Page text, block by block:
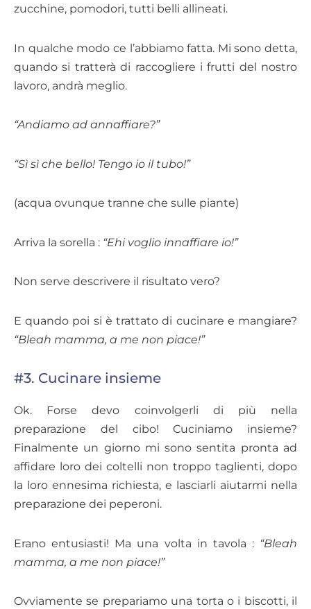
zucchine, pomodori, tutti belli allineati.
In qualche modo ce l’abbiamo fatta. Mi sono detta,
quando si tratterà di raccogliere i frutti del nostro
lavoro, andrà meglio.
“Andiamo ad annaffiare?”
“Sì sì che bello! Tengo io il tubo!”
(acqua ovunque tranne che sulle piante)
Arriva la sorella : “Ehi voglio innaffiare io!”
Non serve descrivere il risultato vero?
E quando poi si è trattato di cucinare e mangiare?
“Bleah mamma, a me non piace!”
#3. Cucinare insieme
Ok. Forse devo coinvolgerli di più nella
preparazione del cibo! Cuciniamo insieme?
Finalmente un giorno mi sono sentita pronta ad
affidare loro dei coltelli non troppo taglienti, dopo
la loro ennesima richiesta, e lasciarli aiutarmi nella
preparazione dei peperoni.
Erano entusiasti! Ma una volta in tavola : “Bleah
mamma, a me non piace!”
Ovviamente se prepariamo una torta o i biscotti, il